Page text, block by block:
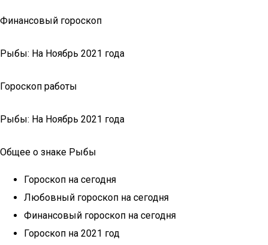
Финансовый гороскоп
Рыбы: На Ноябрь 2021 года
Гороскоп работы
Рыбы: На Ноябрь 2021 года
Общее о знаке Рыбы
Гороскоп на сегодня
Любовный гороскоп на сегодня
Финансовый гороскоп на сегодня
Гороскоп на 2021 год